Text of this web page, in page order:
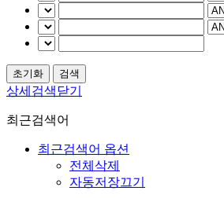
상세검색닫기
최근검색어
최근검색어 옵션
전체삭제
자동저장끄기